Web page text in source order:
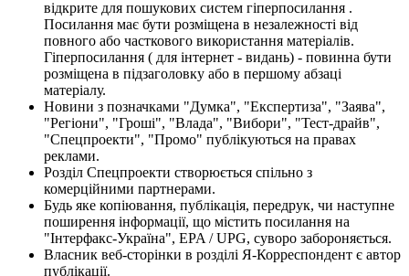
відкрите для пошукових систем гіперпосилання .
Посилання має бути розміщена в незалежності від
повного або часткового використання матеріалів.
Гіперпосилання ( для інтернет - видань) - повинна бути
розміщена в підзаголовку або в першому абзаці
матеріалу.
Новини з позначками "Думка", "Експертиза", "Заява",
"Регіони", "Гроші", "Влада", "Вибори", "Тест-драйв",
"Спецпроекти", "Промо" публікуються на правах
реклами.
Розділ Спецпроекти створюється спільно з
комерційними партнерами.
Будь яке копіювання, публікація, передрук, чи наступне
поширення інформації, що містить посилання на
"Інтерфакс-Україна", EPA / UPG, суворо забороняється.
Власник веб-сторінки в розділі Я-Корреспондент є автор
публікації.